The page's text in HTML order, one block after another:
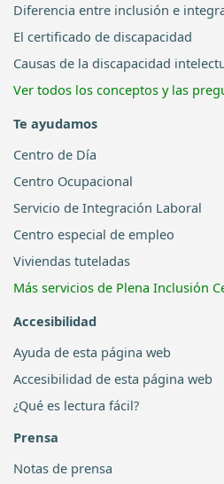
Diferencia entre inclusión e
El certificado de discapacidad
Causas de la discapacidad
Ver todos los conceptos y las
Te ayudamos
Centro de Día
Centro Ocupacional
Servicio de Integración Laboral
Centro especial de empleo
Viviendas tuteladas
Más servicios de Plena Inclusión
Accesibilidad
Ayuda de esta página web
Accesibilidad de esta página web
¿Qué es lectura fácil?
Prensa
Notas de prensa